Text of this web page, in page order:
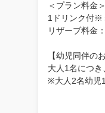
＜プラン料金
1ドリンク付※
リザーブ料金
【幼児同伴の
大人1名につき
※大人2名幼児